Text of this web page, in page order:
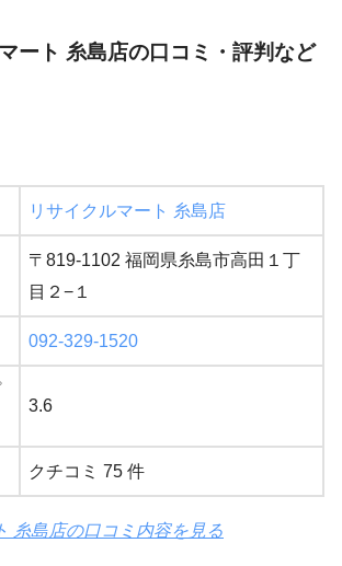
ート 糸島店の口コミ・評判など
リサイクルマート 糸島店
〒819-1102 福岡県糸島市高田１丁
目２−１
092-329-1520
3.6
クチコミ 75 件
糸島店の口コミ内容を見る